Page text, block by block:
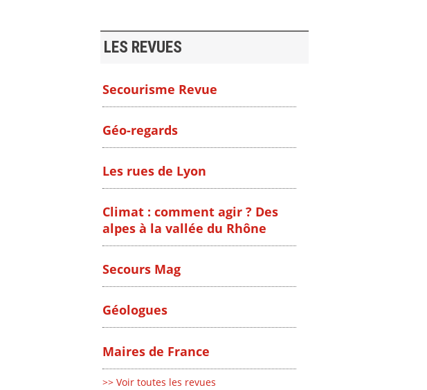
LES REVUES
Secourisme Revue
Géo-regards
Les rues de Lyon
Climat : comment agir ? Des
alpes à la vallée du Rhône
Secours Mag
Géologues
Maires de France
>> Voir toutes les revues